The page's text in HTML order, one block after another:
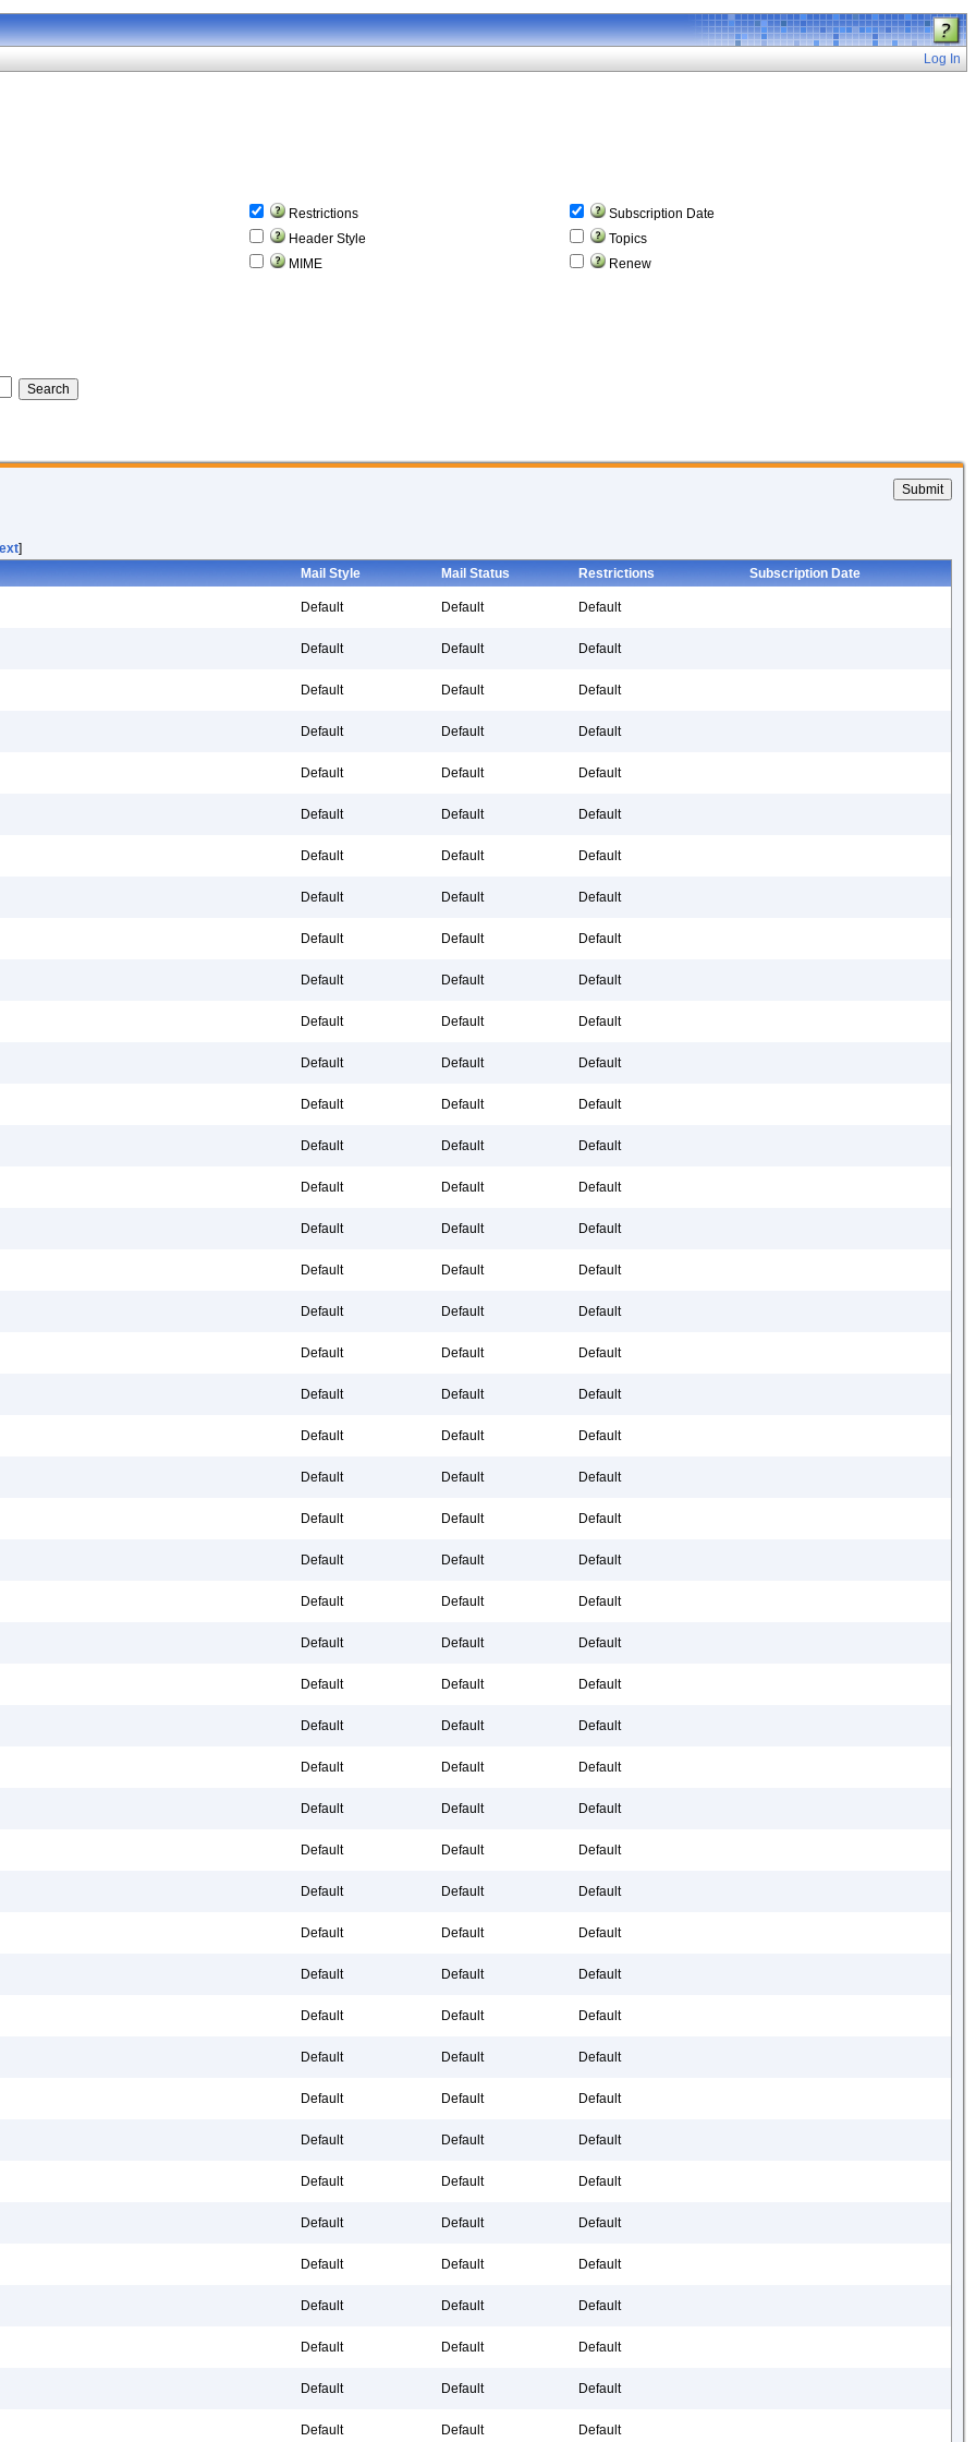
Log In
Restrictions
Subscription Date
Header Style
Topics
MIME
Renew
]
Mail Style
Mail Status Restrictions Subscription Date
Default Default Default
Default Default Default
Default Default Default
Default Default Default
Default Default Default
Default Default Default
Default Default Default
Default Default Default
Default Default Default
Default Default Default
Default Default Default
Default Default Default
Default Default Default
Default Default Default
Default Default Default
Default Default Default
Default Default Default
Default Default Default
Default Default Default
Default Default Default
Default Default Default
Default Default Default
Default Default Default
Default Default Default
Default Default Default
Default Default Default
Default Default Default
Default Default Default
Default Default Default
Default Default Default
Default Default Default
Default Default Default
Default Default Default
Default Default Default
Default Default Default
Default Default Default
Default Default Default
Default Default Default
Default Default Default
Default Default Default
Default Default Default
Default Default Default
Default Default Default
Default Default Default
Default Default Default